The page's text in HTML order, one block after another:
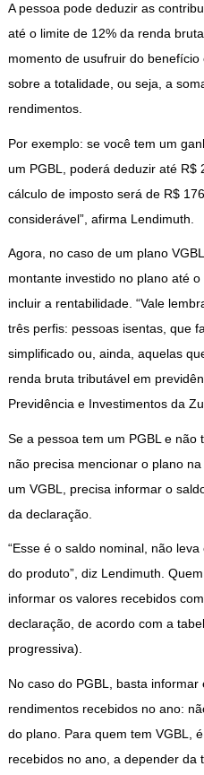
A pessoa pode deduzir as
até o limite de 12% da renda
momento de usufruir do
sobre a totalidade, ou seja, a
rendimentos.
Por exemplo: se você tem um
um PGBL, poderá deduzir até R$
cálculo de imposto será de R$
considerável”, afirma Lendimuth.
Agora, no caso de um plano
montante investido no plano até
incluir a rentabilidade. “Vale
três perfis: pessoas isentas, que
simplificado ou, ainda, aquelas
renda bruta tributável em
Previdência e Investimentos da
Se a pessoa tem um PGBL e não
não precisa mencionar o plano
um VGBL, precisa informar o
da declaração.
“Esse é o saldo nominal, não
do produto”, diz Lendimuth.
informar os valores recebidos
declaração, de acordo com a
progressiva).
No caso do PGBL, basta
rendimentos recebidos no ano:
do plano. Para quem tem VGBL,
recebidos no ano, a depender da